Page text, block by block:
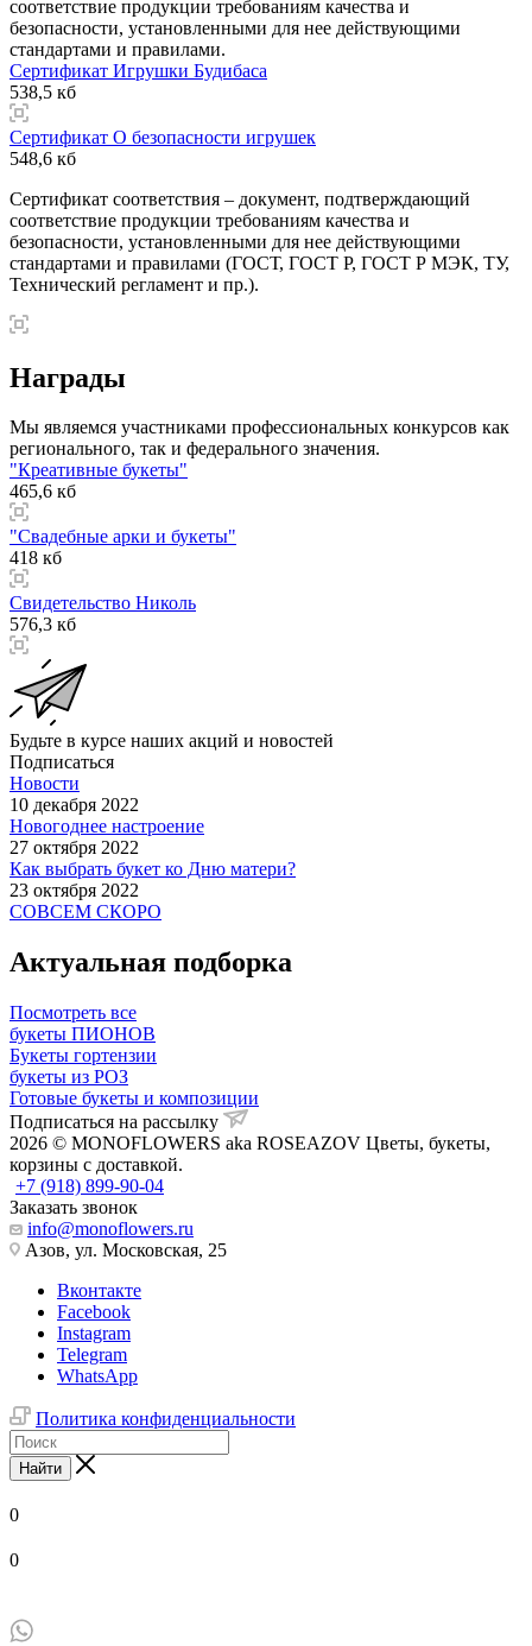
соответствие продукции требованиям качества и
безопасности, установленными для нее действующими
стандартами и правилами.
Сертификат Игрушки Будибаса
538,5 кб
Сертификат О безопасности игрушек
548,6 кб
Сертификат соответствия – документ, подтверждающий
соответствие продукции требованиям качества и
безопасности, установленными для нее действующими
стандартами и правилами (ГОСТ, ГОСТ Р, ГОСТ Р МЭК, ТУ,
Технический регламент и пр.).
Награды
Мы являемся участниками профессиональных конкурсов как
регионального, так и федерального значения.
"Креативные букеты"
465,6 кб
"Свадебные арки и букеты"
418 кб
Свидетельство Николь
576,3 кб
Будьте в курсе наших акций и новостей
Подписаться
Новости
10 декабря 2022
Новогоднее настроение
27 октября 2022
Как выбрать букет ко Дню матери?
23 октября 2022
СОВСЕМ СКОРО
Актуальная подборка
Посмотреть все
букеты ПИОНОВ
Букеты гортензии
букеты из РОЗ
Готовые букеты и композиции
Подписаться на рассылку
2026 © MONOFLOWERS aka ROSEAZOV Цветы, букеты,
корзины с доставкой.
+7 (918) 899-90-04
Заказать звонок
info@monoflowers.ru
Азов, ул. Московская, 25
Вконтакте
Facebook
Instagram
Telegram
WhatsApp
Политика конфиденциальности
Найти
0
0